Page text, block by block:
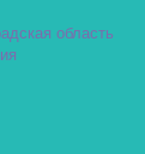
область